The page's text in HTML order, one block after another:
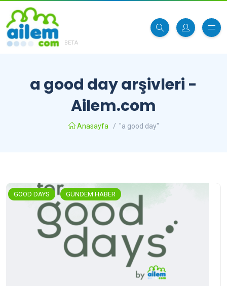
BETA
a good day arşivleri -
Ailem.com
Anasayfa / "a good day"
GOOD DAYS GÜNDEM HABER